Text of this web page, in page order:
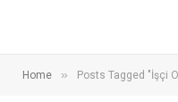
Home » Posts Tagged "İşçi